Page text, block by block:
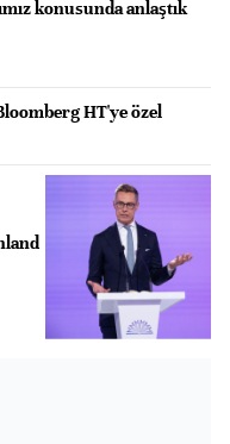
konusunda anlaştık
HT'ye özel